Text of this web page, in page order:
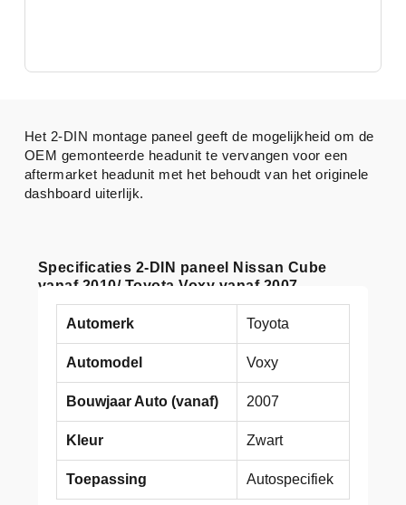
Specificaties 2-DIN paneel Nissan Cube
vanaf 2010/ Toyota Voxy vanaf 2007
Automerk Toyota
Automodel Voxy
Bouwjaar Auto (vanaf) 2007
Kleur Zwart
Toepassing Autospecifiek
Het 2-DIN montage paneel geeft de mogelijkheid om de
OEM gemonteerde headunit te vervangen voor een
aftermarket headunit met het behoudt van het originele
dashboard uiterlijk.